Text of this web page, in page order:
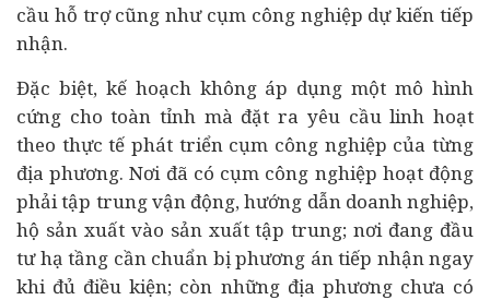
cầu hỗ trợ cũng như cụm công nghiệp dự kiến tiếp
nhận.
Đặc biệt, kế hoạch không áp dụng một mô hình
cứng cho toàn tỉnh mà đặt ra yêu cầu linh hoạt
theo thực tế phát triển cụm công nghiệp của từng
địa phương. Nơi đã có cụm công nghiệp hoạt động
phải tập trung vận động, hướng dẫn doanh nghiệp,
hộ sản xuất vào sản xuất tập trung; nơi đang đầu
tư hạ tầng cần chuẩn bị phương án tiếp nhận ngay
khi đủ điều kiện; còn những địa phương chưa có